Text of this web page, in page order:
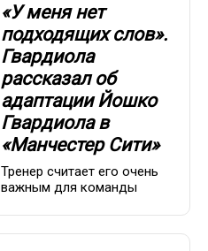
«У меня нет
подходящих слов».
Гвардиола
рассказал об
адаптации Йошко
Гвардиола в
«Манчестер Сити»
Тренер считает его очень
важным для команды